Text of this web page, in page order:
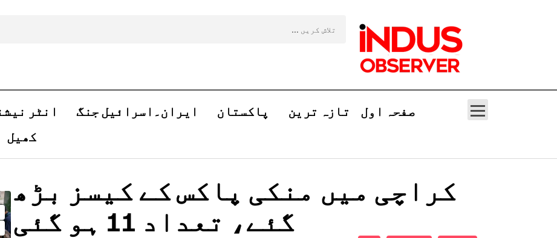
صفحہ اول تازہ ترین پاکستان ایران۔اسرائیل جنگ انٹر
کھیل
کراچی میں منکی پاکس کے کیسز بڑھ
گئے، تعداد 11 ہو گئی